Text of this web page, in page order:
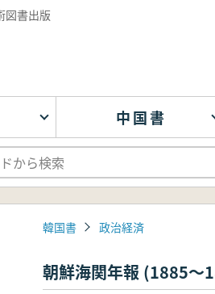
図書出版
中国書
韓国書 政治経済
朝鮮海関年報 (1885